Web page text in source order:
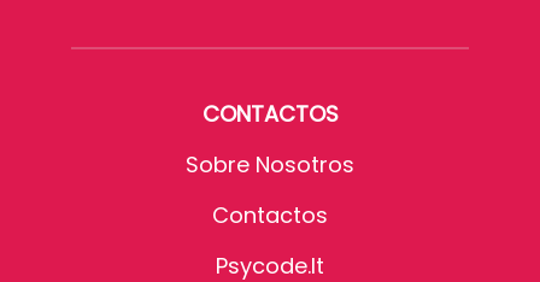
CONTACTOS
Sobre Nosotros
Contactos
Psycode.it